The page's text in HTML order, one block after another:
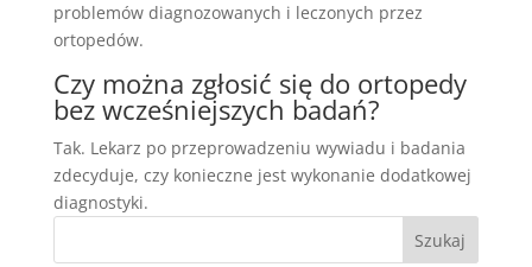
problemów diagnozowanych i leczonych przez
ortopedów.
Czy można zgłosić się do ortopedy
bez wcześniejszych badań?
Tak. Lekarz po przeprowadzeniu wywiadu i badania
zdecyduje, czy konieczne jest wykonanie dodatkowej
diagnostyki.